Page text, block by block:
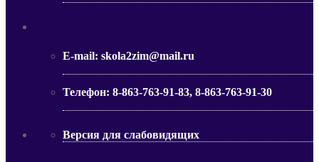
E-mail: skola2zim@mail.ru
Телефон: 8-863-763-91-83, 8-863-763-91-30
Версия для слабовидящих